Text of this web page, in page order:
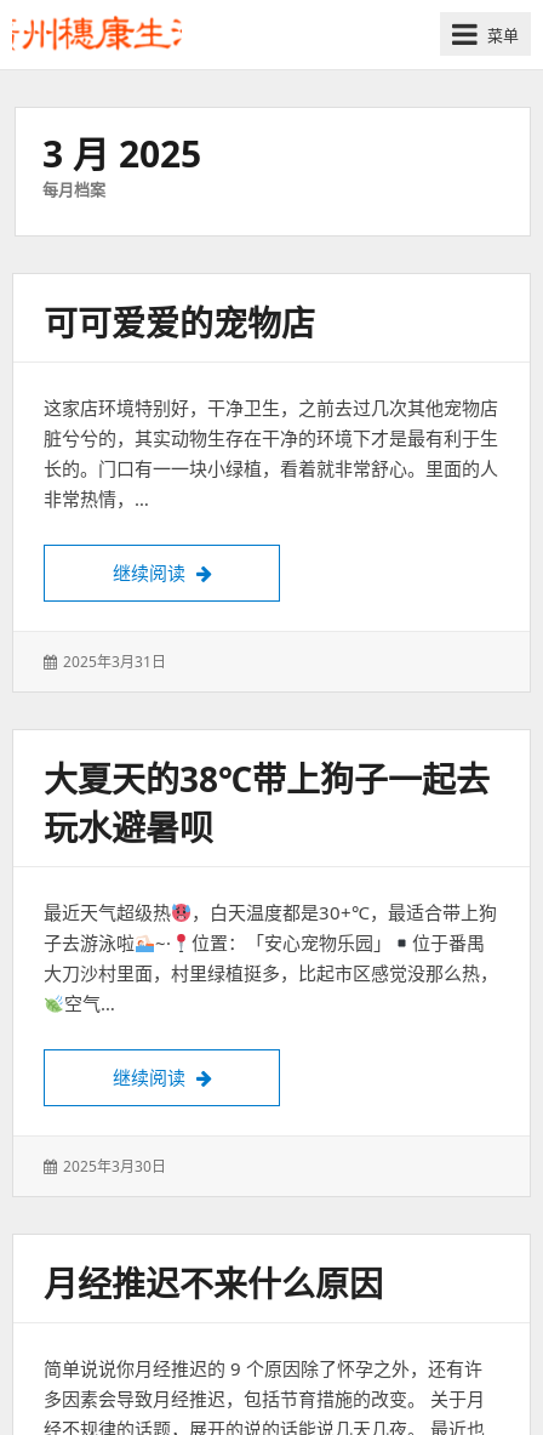
菜单
3 月 2025
每月档案
可可爱爱的宠物店
这家店环境特别好，干净卫生，之前去过几次其他宠物店
脏兮兮的，其实动物生存在干净的环境下才是最有利于生
长的。门口有一一块小绿植，看着就非常舒心。里面的人
非常热情，…
继续阅读 可可爱爱的宠物店
发
2025年3月31日
大夏天的38℃带上狗子一起去
玩水避暑呗
最近天气超级热
，白天温度都是30+℃，最适合带上狗
子去游泳啦
~· 位置：「安心宠物乐园」
位于番禺
大刀沙村里面，村里绿植挺多，比起市区感觉没那么热，
空气…
继续阅读 大夏天的38℃带上狗子一起去玩水避暑呗
发
2025年3月30日
月经推迟不来什么原因
简单说说你月经推迟的 9 个原因除了怀孕之外，还有许
多因素会导致月经推迟，包括节育措施的改变。 关于月
经不规律的话题，展开的说的话能说几天几夜。 最近也